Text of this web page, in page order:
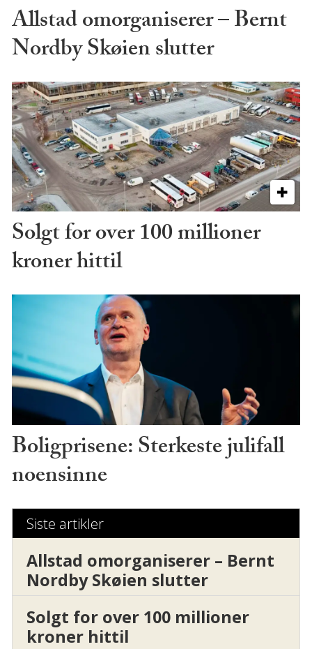
Allstad omorganiserer – Bernt
Nordby Skøien slutter
Solgt for over 100 millioner
kroner hittil
Boligprisene: Sterkeste julifall
noensinne
Siste artikler
Allstad omorganiserer – Bernt
Nordby Skøien slutter
Solgt for over 100 millioner
kroner hittil